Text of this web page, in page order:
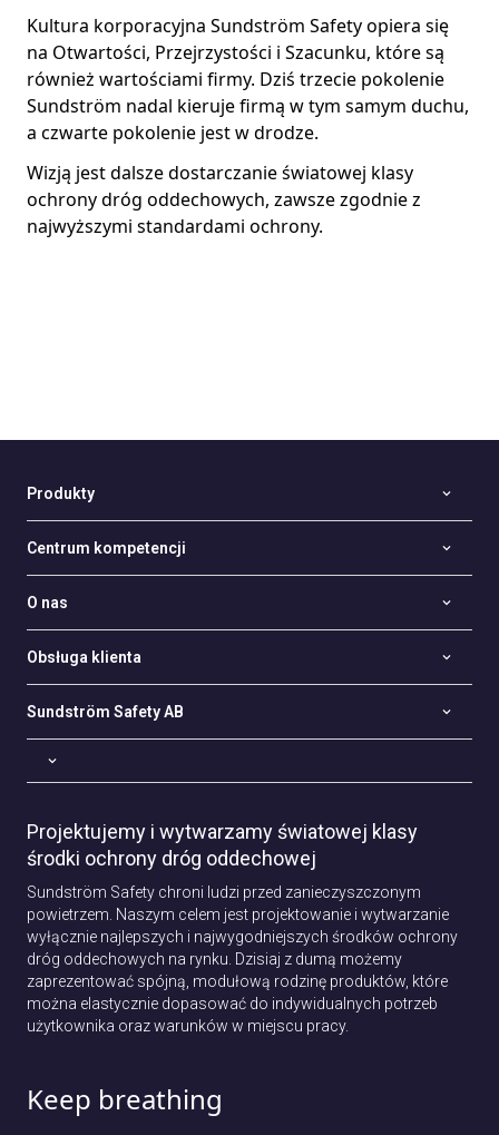
Kultura korporacyjna Sundström Safety opiera się
na Otwartości, Przejrzystości i Szacunku, które są
również wartościami firmy. Dziś trzecie pokolenie
Sundström nadal kieruje firmą w tym samym duchu,
a czwarte pokolenie jest w drodze.
Wizją jest dalsze dostarczanie światowej klasy
ochrony dróg oddechowych, zawsze zgodnie z
najwyższymi standardami ochrony.
Produkty
Centrum kompetencji
O nas
Obsługa klienta
Sundström Safety AB
Projektujemy i wytwarzamy światowej klasy
środki ochrony dróg oddechowej
Sundström Safety chroni ludzi przed zanieczyszczonym
powietrzem. Naszym celem jest projektowanie i wytwarzanie
wyłącznie najlepszych i najwygodniejszych środków ochrony
dróg oddechowych na rynku. Dzisiaj z dumą możemy
zaprezentować spójną, modułową rodzinę produktów, które
można elastycznie dopasować do indywidualnych potrzeb
użytkownika oraz warunków w miejscu pracy.
Keep breathing